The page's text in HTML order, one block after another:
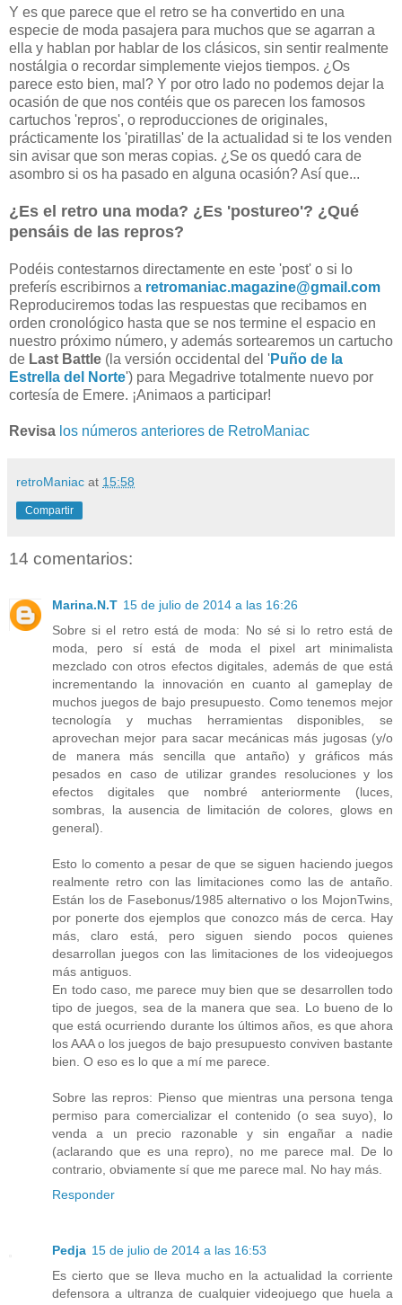
Y es que parece que el retro se ha convertido en una
especie de moda pasajera para muchos que se agarran a
ella y hablan por hablar de los clásicos, sin sentir realmente
nostálgia o recordar simplemente viejos tiempos. ¿Os
parece esto bien, mal? Y por otro lado no podemos dejar la
ocasión de que nos contéis que os parecen los famosos
cartuchos 'repros', o reproducciones de originales,
prácticamente los 'piratillas' de la actualidad si te los venden
sin avisar que son meras copias. ¿Se os quedó cara de
asombro si os ha pasado en alguna ocasión? Así que...
¿Es el retro una moda? ¿Es 'postureo'? ¿Qué
pensáis de las repros?
Podéis contestarnos directamente en este 'post' o si lo
preferís escribirnos a retromaniac.magazine@gmail.com
Reproduciremos todas las respuestas que recibamos en
orden cronológico hasta que se nos termine el espacio en
nuestro próximo número, y además sortearemos un cartucho
de Last Battle (la versión occidental del 'Puño de la
Estrella del Norte') para Megadrive totalmente nuevo por
cortesía de Emere. ¡Animaos a participar!
Revisa los números anteriores de RetroManiac
retroManiac at 15:58
Compartir
14 comentarios:
Marina.N.T 15 de julio de 2014 a las 16:26
Sobre si el retro está de moda: No sé si lo retro está de
moda, pero sí está de moda el pixel art minimalista
mezclado con otros efectos digitales, además de que está
incrementando la innovación en cuanto al gameplay de
muchos juegos de bajo presupuesto. Como tenemos mejor
tecnología y muchas herramientas disponibles, se
aprovechan mejor para sacar mecánicas más jugosas (y/o
de manera más sencilla que antaño) y gráficos más
pesados en caso de utilizar grandes resoluciones y los
efectos digitales que nombré anteriormente (luces,
sombras, la ausencia de limitación de colores, glows en
general).
Esto lo comento a pesar de que se siguen haciendo juegos
realmente retro con las limitaciones como las de antaño.
Están los de Fasebonus/1985 alternativo o los MojonTwins,
por ponerte dos ejemplos que conozco más de cerca. Hay
más, claro está, pero siguen siendo pocos quienes
desarrollan juegos con las limitaciones de los videojuegos
más antiguos.
En todo caso, me parece muy bien que se desarrollen todo
tipo de juegos, sea de la manera que sea. Lo bueno de lo
que está ocurriendo durante los últimos años, es que ahora
los AAA o los juegos de bajo presupuesto conviven bastante
bien. O eso es lo que a mí me parece.
Sobre las repros: Pienso que mientras una persona tenga
permiso para comercializar el contenido (o sea suyo), lo
venda a un precio razonable y sin engañar a nadie
(aclarando que es una repro), no me parece mal. De lo
contrario, obviamente sí que me parece mal. No hay más.
Responder
Pedja 15 de julio de 2014 a las 16:53
Es cierto que se lleva mucho en la actualidad la corriente
defensora a ultranza de cualquier videojuego que huela a